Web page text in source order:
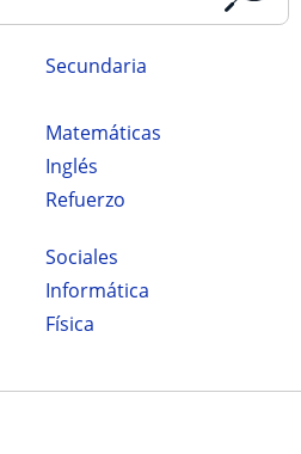
secundaria
Matemáticas
Inglés
Refuerzo
Sociales
Informática
Física